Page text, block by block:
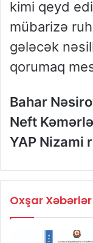
kimi qeyd
mübarizə
gələcək
qorumaq
Bahar
Neft
YAP Nizami
Oxşar Xəbərlər